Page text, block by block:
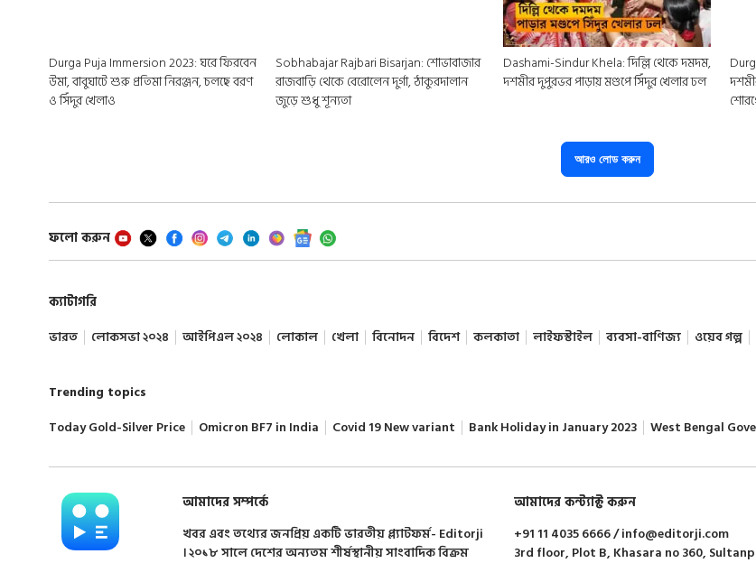
Durga Puja Immersion 2023: ঘরে ফিরবেন
উমা, বাবুঘাটে শুরু প্রতিমা নিরঞ্জন, চলছে বরণ
ও সিঁদুর খেলাও
Sobhabajar Rajbari Bisarjan: শোভাবাজার
রাজবাড়ি থেকে বেরোলেন দুর্গা, ঠাকুরদালান
জুড়ে শুধু শূন্যতা
Dashami-Sindur Khela: দিল্লি থেকে দমদম,
দশমীর দুপুরভর পাড়ায় মণ্ডপে সিঁদুর খেলার ঢল
আরও লোড করুন
ফলো করুন
ক্যাটাগরি
ভারত
লোকসভা ২০২৪ আইপিএল ২০২৪ লোকাল খেলা বিনোদন বিদেশ কলকাতা লাইফস্টাইল ব্যবসা-বাণিজ্য ওয়েব গল্প
Trending topics
Today Gold-Silver Price
Omicron BF7 in India Covid 19 New variant Bank Holiday in January 2023 West Bengal
আমাদের সম্পর্কে
খবর এবং তথ্যের জনপ্রিয় একটি ভারতীয় প্ল্যাটফর্ম- Editorji
। ২০১৮ সালে দেশের অন্যতম শীর্ষস্থানীয় সাংবাদিক বিক্রম
আমাদের কন্ট্যাক্ট করুন
+91 11 4035 6666 / info@editorji.com
3rd floor, Plot B, Khasara no 360,